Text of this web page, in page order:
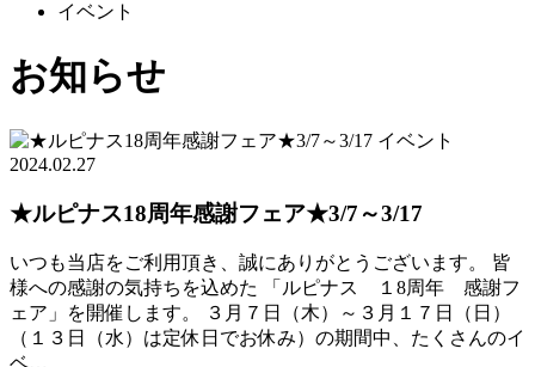
イベント
お知らせ
イベント
2024.02.27
★ルピナス18周年感謝フェア★3/7～3/17
いつも当店をご利用頂き、誠にありがとうございます。 皆
様への感謝の気持ちを込めた 「ルピナス １8周年 感謝フ
ェア」を開催します。 ３月７日（木）～３月１７日（日）
（１３日（水）は定休日でお休み）の期間中、たくさんのイ